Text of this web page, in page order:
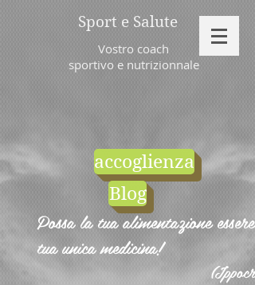
Sport e Salute
Vostro coach
sportivo e nutrizionnale
accoglienza
Blog
Possa la tua alimentazione essere
tua unica medicina!